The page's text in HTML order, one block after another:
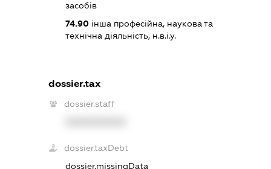
засобів
74.90 інша професійна, наукова та
технічна діяльність, н.в.і.у.
dossier.tax
dossier.staff
dossier.taxDebt
dossier.missingData